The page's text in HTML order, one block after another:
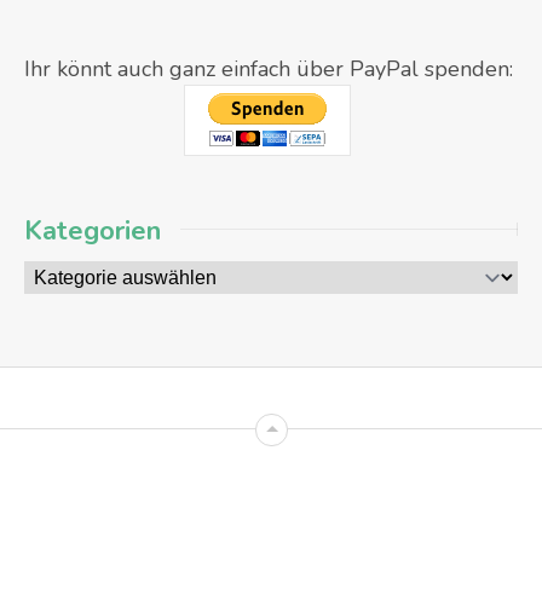
Ihr könnt auch ganz einfach über PayPal spenden:
Kategorien